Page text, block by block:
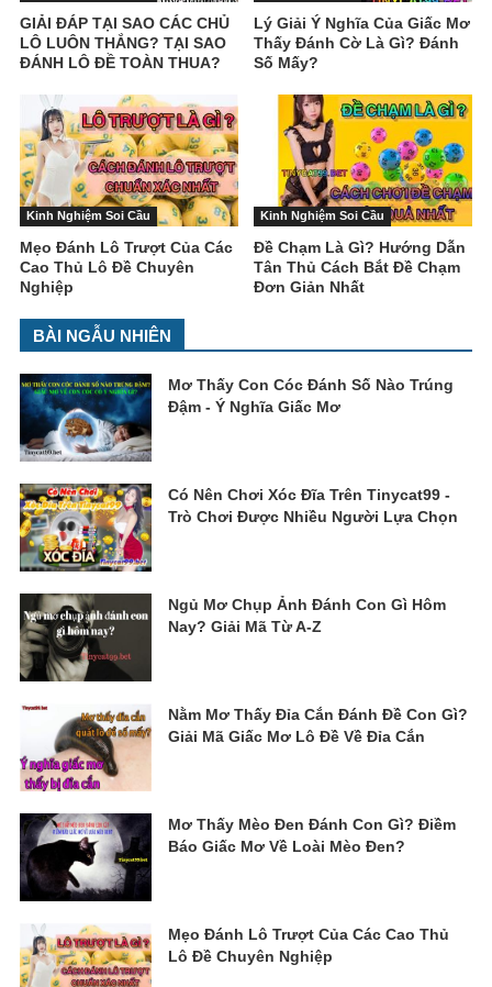
GIẢI ĐÁP TẠI SAO CÁC CHỦ
LÔ LUÔN THẮNG? TẠI SAO
ĐÁNH LÔ ĐỀ TOÀN THUA?
Lý Giải Ý Nghĩa Của Giấc Mơ
Thấy Đánh Cờ Là Gì? Đánh
Số Mấy?
Kinh Nghiệm Soi Cầu
Mẹo Đánh Lô Trượt Của Các
Cao Thủ Lô Đề Chuyên
Nghiệp
Kinh Nghiệm Soi Cầu
Đề Chạm Là Gì? Hướng Dẫn
Tân Thủ Cách Bắt Đề Chạm
Đơn Giản Nhất
BÀI NGẪU NHIÊN
Mơ Thấy Con Cóc Đánh Số Nào Trúng
Đậm - Ý Nghĩa Giấc Mơ
Có Nên Chơi Xóc Đĩa Trên Tinycat99 -
Trò Chơi Được Nhiều Người Lựa Chọn
Ngủ Mơ Chụp Ảnh Đánh Con Gì Hôm
Nay? Giải Mã Từ A-Z
Nằm Mơ Thấy Đỉa Cắn Đánh Đề Con Gì?
Giải Mã Giấc Mơ Lô Đề Về Đỉa Cắn
Mơ Thấy Mèo Đen Đánh Con Gì? Điềm
Báo Giấc Mơ Về Loài Mèo Đen?
Mẹo Đánh Lô Trượt Của Các Cao Thủ
Lô Đề Chuyên Nghiệp